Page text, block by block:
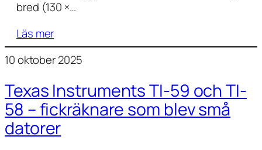
bred (130 ×…
Läs mer
10 oktober 2025
Texas Instruments TI-59 och TI-
58 – fickräknare som blev små
datorer